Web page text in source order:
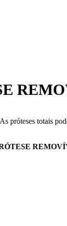
próteses totais